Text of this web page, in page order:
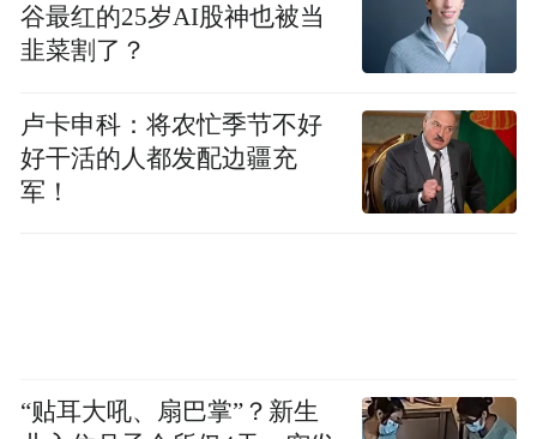
本届菊展在多维度实现创新突破：菊花培育
谷最红的25岁AI股神也被当
韭菜割了？
卢卡申科：将农忙季节不好
好干活的人都发配边疆充
军！
“贴耳大吼、扇巴掌”？新生